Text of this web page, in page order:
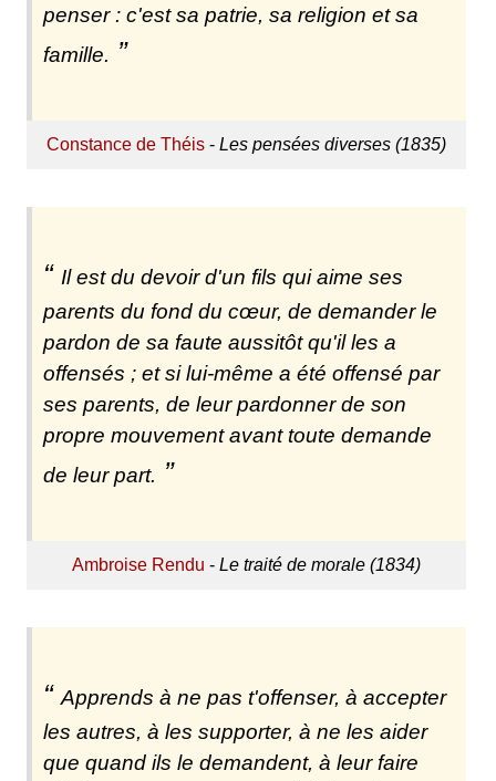
penser : c'est sa patrie, sa religion et sa
famille.
Constance de Théis- Les pensées diverses (1835)
Il est du devoir d'un fils qui aime ses
parents du fond du cœur, de demander le
pardon de sa faute aussitôt qu'il les a
offensés ; et si lui-même a été offensé par
ses parents, de leur pardonner de son
propre mouvement avant toute demande
de leur part.
Ambroise Rendu - Le traité de morale (1834)
Apprends à ne pas t'offenser, à accepter
les autres, à les supporter, à ne les aider
que quand ils le demandent, à leur faire